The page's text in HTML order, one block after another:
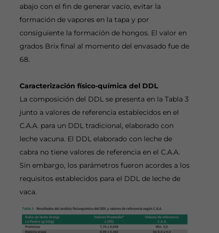
abajo con el fin de generar vacío, evitar la
formación de vapores en la tapa y por
consiguiente la formación de hongos. El valor en
grados Brix final al momento del envasado fue de
68.
Caracterización físico-química del DDL
La composición del DDL se presenta en la Tabla 3
junto a valores de referencia establecidos en el
C.A.A. para un DDL tradicional, elaborado con
leche vacuna. El DDL elaborado con leche de
cabra no tiene valores de referencia en el C.A.A.
Sin embargo, los parámetros fueron acordes a los
requisitos establecidos para el DDL de leche de
vaca.